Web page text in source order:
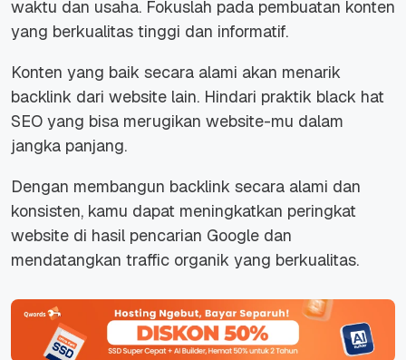
waktu dan usaha. Fokuslah pada pembuatan konten
yang berkualitas tinggi dan informatif.
Konten yang baik secara alami akan menarik
backlink dari website lain. Hindari praktik black hat
SEO yang bisa merugikan website-mu dalam
jangka panjang.
Dengan membangun backlink secara alami dan
konsisten, kamu dapat meningkatkan peringkat
website di hasil pencarian Google dan
mendatangkan traffic organik yang berkualitas.